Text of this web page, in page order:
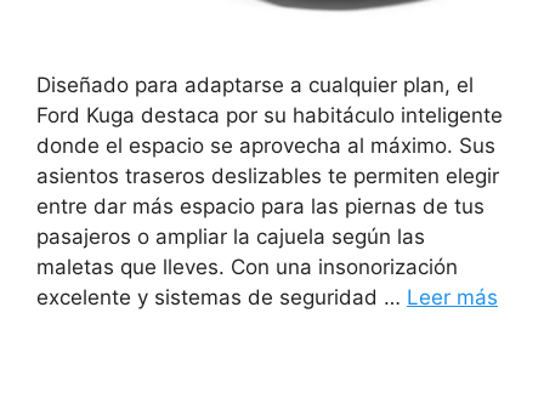
Diseñado para adaptarse a cualquier plan, el
Ford Kuga destaca por su habitáculo inteligente
donde el espacio se aprovecha al máximo. Sus
asientos traseros deslizables te permiten elegir
entre dar más espacio para las piernas de tus
pasajeros o ampliar la cajuela según las
maletas que lleves. Con una insonorización
excelente y sistemas de seguridad … Leer más